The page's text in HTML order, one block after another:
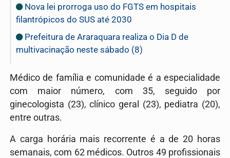
Nova lei prorroga uso do FGTS em hospitais
filantrópicos do SUS até 2030
Prefeitura de Araraquara realiza o Dia D de
multivacinação neste sábado (8)
Médico de família e comunidade é a especialidade
com maior número, com 35, seguido por
ginecologista (23), clínico geral (23), pediatra (20),
entre outras.
A carga horária mais recorrente é a de 20 horas
semanais, com 62 médicos. Outros 49 profissionais